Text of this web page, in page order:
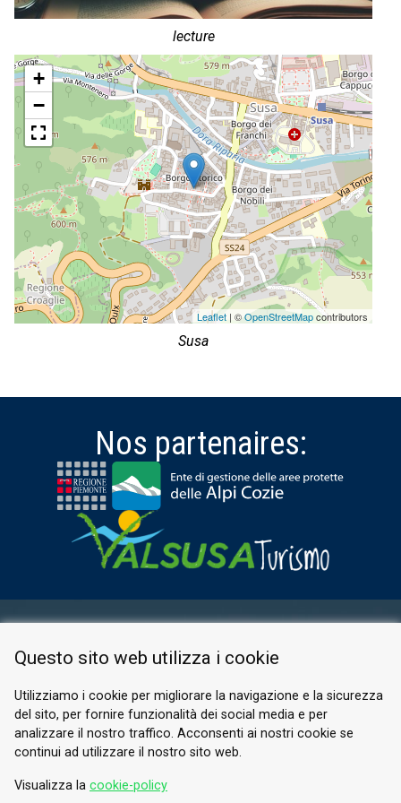
lecture
+
−
Leaflet | ©OpenStreetMapcontributors
Susa
Nos partenaires:
PRIVACY POLICY
© 2026 Valle di Susa
Tesori di Arte e Cultura Alpina
Tel.
E-mail.info@vallesusa-tesori.it
Questo sito web utilizza i cookie
Utilizziamo i cookie per migliorare la navigazione e la sicurezza
del sito, per fornire funzionalità dei social media e per
analizzare il nostro traffico. Acconsenti ai nostri cookie se
continui ad utilizzare il nostro sito web.
Visualizza la cookie-policy